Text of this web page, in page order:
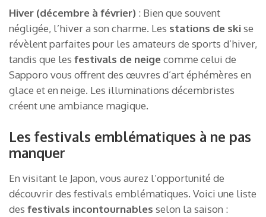
Hiver (décembre à février) : Bien que souvent
négligée, l’hiver a son charme. Les stations de skise
révèlent parfaites pour les amateurs de sports d’hiver,
tandis que les festivals de neigecomme celui de
Sapporo vous offrent des œuvres d’art éphémères en
glace et en neige. Les illuminations décembristes
créent une ambiance magique.
Les festivals emblématiques à ne pas
manquer
En visitant le Japon, vous aurez l’opportunité de
découvrir des festivals emblématiques. Voici une liste
des festivals incontournables selon la saison :